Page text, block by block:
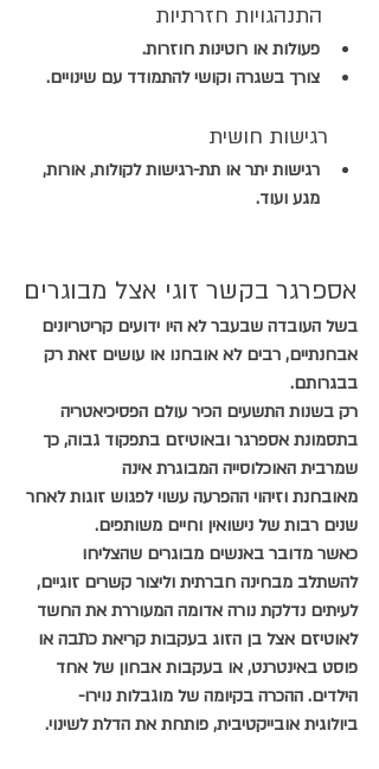
התנהגויות חזרתיות
פעולות או רוטינות חוזרות.
צורך בשגרה וקושי להתמודד עם שינויים.
רגישות חושית
רגישות יתר או תת-רגישות לקולות, אורות,
מגע ועוד.
אספרגר בקשר זוגי אצל מבוגרים
בשל העובדה שבעבר לא היו ידועים קריטריונים
אבחנתיים, רבים לא אובחנו או עושים זאת רק
בבגרותם.
רק בשנות התשעים הכיר עולם הפסיכיאטריה
בתסמונת אספרגר ובאוטיזם בתפקוד גבוה, כך
שמרבית האוכלוסייה המבוגרת אינה
מאובחנת וזיהוי ההפרעה עשוי לפגוש זוגות לאחר
שנים רבות של נישואין וחיים משותפים.
כאשר מדובר באנשים מבוגרים שהצליחו
להשתלב מבחינה חברתית וליצור קשרים זוגיים,
לעיתים נדלקת נורה אדומה המעוררת את החשד
לאוטיזם אצל בן הזוג בעקבות קריאת כתבה או
פוסט באינטרנט, או בעקבות אבחון של אחד
הילדים. ההכרה בקיומה של מוגבלות נוירו-
ביולוגית אובייקטיבית, פותחת את הדלת לשינוי.